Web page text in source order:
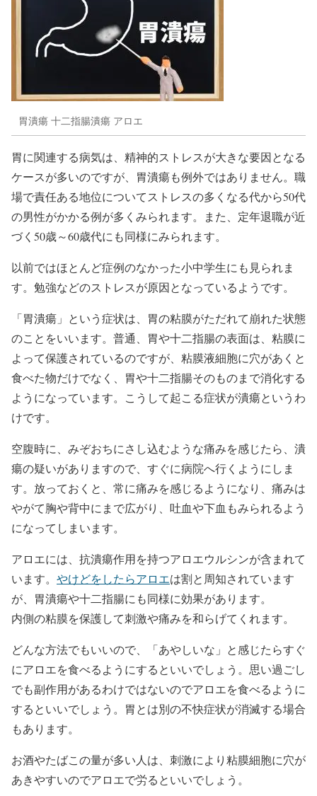
胃潰瘍 十二指腸潰瘍 アロエ
胃に関連する病気は、精神的ストレスが大きな要因となる
ケースが多いのですが、胃潰瘍も例外ではありません。職
場で責任ある地位についてストレスの多くなる代から50代
の男性がかかる例が多くみられます。また、定年退職が近
づく50歳～60歳代にも同様にみられます。
以前ではほとんど症例のなかった小中学生にも見られま
す。勉強などのストレスが原因となっているようです。
「胃潰瘍」という症状は、胃の粘膜がただれて崩れた状態
のことをいいます。普通、胃や十二指腸の表面は、粘膜に
よって保護されているのですが、粘膜液細胞に穴があくと
食べた物だけでなく、胃や十二指腸そのものまで消化する
ようになっています。こうして起こる症状が潰瘍というわ
けです。
空腹時に、みぞおちにさし込むような痛みを感じたら、潰
瘍の疑いがありますので、すぐに病院へ行くようにしま
す。放っておくと、常に痛みを感じるようになり、痛みは
やがて胸や背中にまで広がり、吐血や下血もみられるよう
になってしまいます。
アロエには、抗潰瘍作用を持つアロエウルシンが含まれて
います。 やけどをしたらアロエは割と周知されています
が、胃潰瘍や十二指腸にも同様に効果があります。
内側の粘膜を保護して刺激や痛みを和らげてくれます。
どんな方法でもいいので、「あやしいな」と感じたらすぐ
にアロエを食べるようにするといいでしょう。思い過ごし
でも副作用があるわけではないのでアロエを食べるように
するといいでしょう。胃とは別の不快症状が消滅する場合
もあります。
お酒やたばこの量が多い人は、刺激により粘膜細胞に穴が
あきやすいのでアロエで労るといいでしょう。